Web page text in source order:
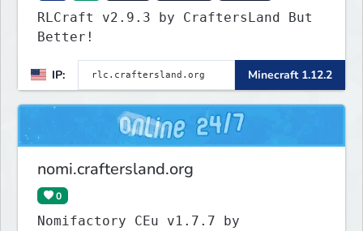
RLCraft v2.9.3 by CraftersLand But
Better!
IP: Minecraft 1.12.2
nomi.craftersland.org
0
Nomifactory CEu v1.7.7 by